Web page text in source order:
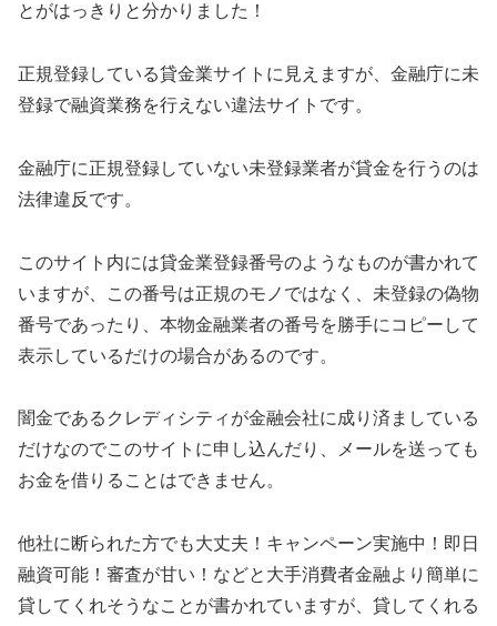
とがはっきりと分かりました！
正規登録している貸金業サイトに見えますが、金融庁に未
登録で融資業務を行えない違法サイトです。
金融庁に正規登録していない未登録業者が貸金を行うのは
法律違反です。
このサイト内には貸金業登録番号のようなものが書かれて
いますが、この番号は正規のモノではなく、未登録の偽物
番号であったり、本物金融業者の番号を勝手にコピーして
表示しているだけの場合があるのです。
闇金である クレディシティ が金融会社に成り済ましている
だけなのでこのサイトに申し込んだり、メールを送っても
お金を借りることはできません。
他社に断られた方でも大丈夫！キャンペーン実施中！即日
融資可能！審査が甘い！などと大手消費者金融より簡単に
貸してくれそうなことが書かれていますが、貸してくれる